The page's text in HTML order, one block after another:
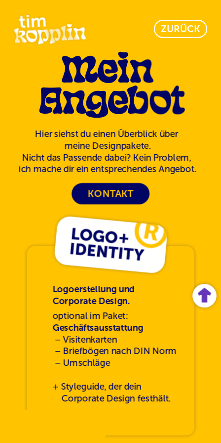
KONTAKT
ZURÜCK
Mein
Angebot
Hier siehst du einen Überblick über
meine Designpakete.
Nicht das Passende dabei? Kein Problem,
ich mache dir ein entsprechendes Angebot.
Logoerstellung und
Corporate Design.
Geschäftsausstattung
– Visitenkarten
– Briefbögen nach DIN Norm
– Umschläge
+ Styleguide, der dein
Corporate Design festhält.